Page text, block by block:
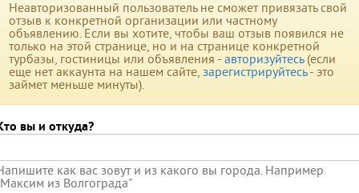
Неавторизованный пользователь не сможет привязать свой
отзыв к конкретной организации или частному
объявлению. Если вы хотите, чтобы ваш отзыв появился не
только на этой странице, но и на странице конкретной
турбазы, гостиницы или объявления - авторизуйтесь(если
еще нет аккаунта на нашем сайте, зарегистрируйтесь- это
займет меньше минуты).
вы и откуда?
как вас зовут и из какого вы города. Например
из Волгограда"